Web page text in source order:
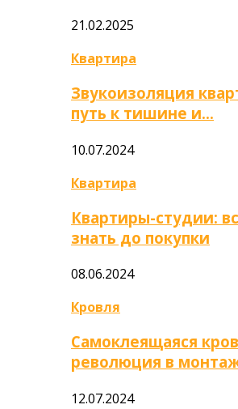
21.02.2025
Квартира
Звукоизоляция
путь к тишине и…
10.07.2024
Квартира
Квартиры-студии:
знать до покупки
08.06.2024
Кровля
Самоклеящаяся
революция в
12.07.2024